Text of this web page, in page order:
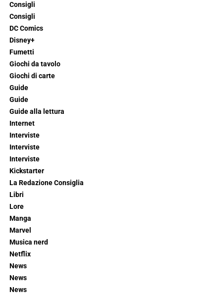
Consigli
Consigli
DC Comics
Disney+
Fumetti
Giochi da tavolo
Giochi di carte
Guide
Guide
Guide alla lettura
Internet
Interviste
Interviste
Interviste
Kickstarter
La Redazione Consiglia
Libri
Lore
Manga
Marvel
Musica nerd
Netflix
News
News
News